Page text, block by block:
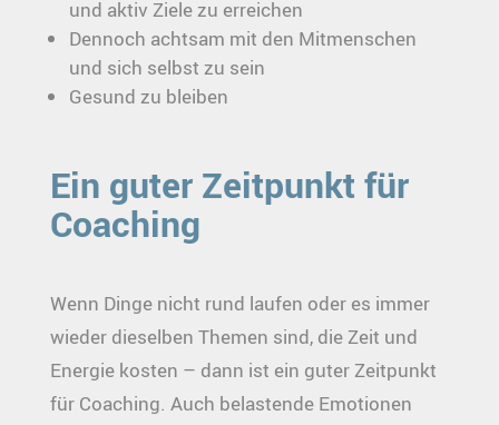
und aktiv Ziele zu erreichen
Dennoch achtsam mit den Mitmenschen
und sich selbst zu sein
Gesund zu bleiben
Ein guter Zeitpunkt für
Coaching
Wenn Dinge nicht rund laufen oder es immer
wieder dieselben Themen sind, die Zeit und
Energie kosten – dann ist ein guter Zeitpunkt
für Coaching. Auch belastende Emotionen